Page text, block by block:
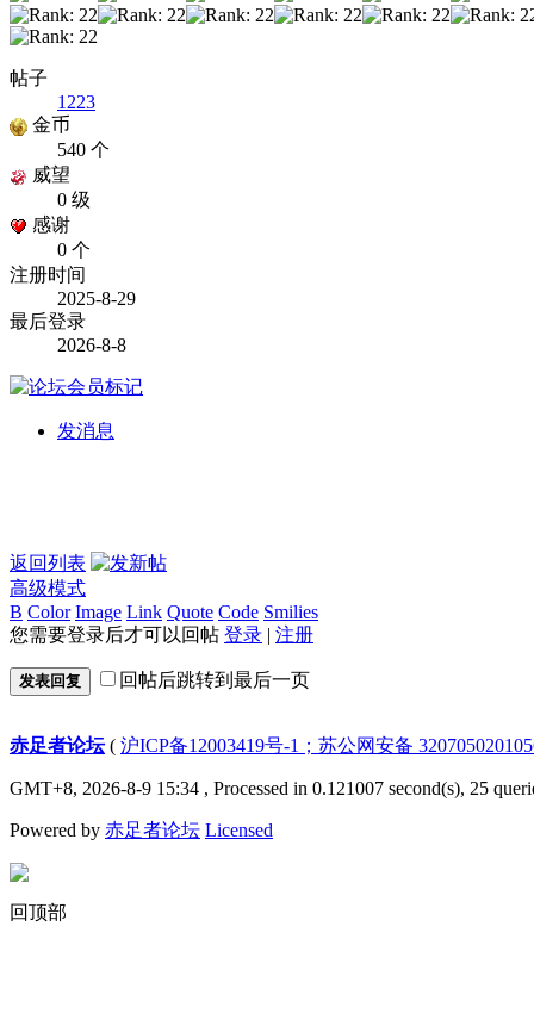
帖子
1223
金币
540 个
威望
0 级
感谢
0 个
注册时间
2025-8-29
最后登录
2026-8-8
发消息
返回列表
高级模式
B Color Image Link Quote Code Smilies
您需要登录后才可以回帖 登录 | 注册
发表回复 回帖后跳转到最后一页
赤足者论坛( 沪ICP备12003419号-1；苏公网安备
GMT+8, 2026-8-9 15:34 , Processed in 0.121007 second(s), 25
Powered by 赤足者论坛 Licensed
回顶部